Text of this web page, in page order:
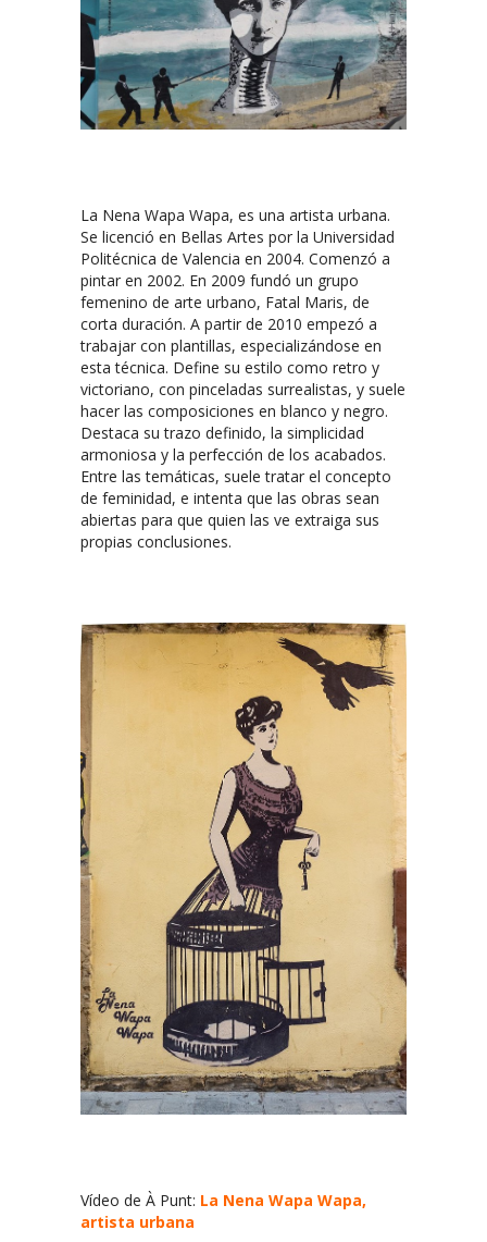
La Nena Wapa Wapa, es una artista urbana.​
Se licenció en Bellas Artes por la Universidad
Politécnica de Valencia en 2004. Comenzó a
pintar en 2002. En 2009 fundó un grupo
femenino de arte urbano, Fatal Maris, de
corta duración. A partir de 2010 empezó a
trabajar con plantillas, especializándose en
esta técnica.​ Define su estilo como retro y
victoriano, con pinceladas surrealistas,​ y suele
hacer las composiciones en blanco y negro.
Destaca su trazo definido, la simplicidad
armoniosa y la perfección de los acabados.​
Entre las temáticas, suele tratar el concepto
de feminidad, e intenta que las obras sean
abiertas para que quien las ve extraiga sus
propias conclusiones.
Vídeo de À Punt: La Nena Wapa Wapa,
artista urbana